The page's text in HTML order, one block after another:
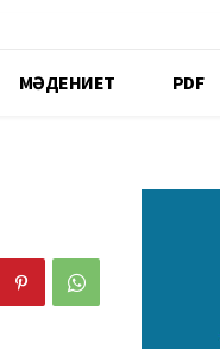
МӘДЕНИЕТ PDF